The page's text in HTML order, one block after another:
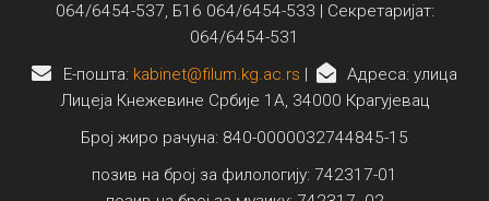
064/6454-537, Б16 064/6454-533 | Секретаријат:
064/6454-531
E-пошта: kabinet@filum.kg.ac.rs |
Адреса: улица
Лицеја Кнежевине Србије 1А, 34000 Крагујевац
Број жиро рачуна: 840-0000032744845-15
позив на број за филологију: 742317-01